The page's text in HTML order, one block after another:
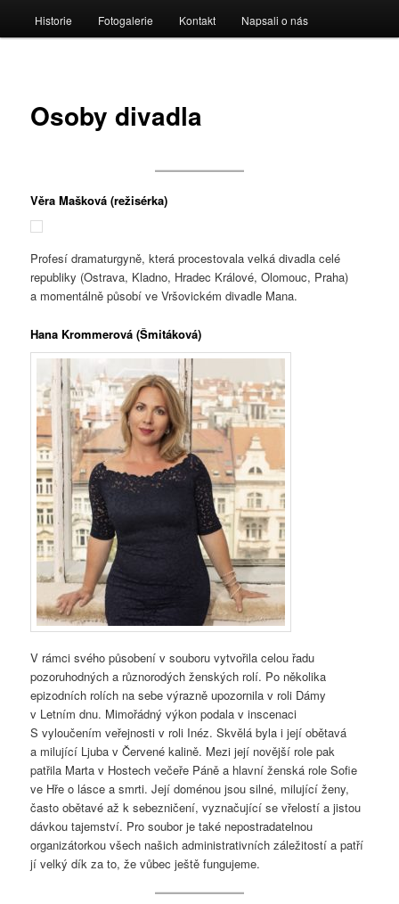
Historie Fotogalerie Kontakt Napsali o nás
Osoby divadla
Věra Mašková (režisérka)
Profesí dramaturgyně, která procestovala velká divadla celé
republiky (Ostrava, Kladno, Hradec Králové, Olomouc, Praha)
a momentálně působí ve Vršovickém divadle Mana.
Hana Krommerová (Šmitáková)
V rámci svého působení v souboru vytvořila celou řadu
pozoruhodných a různorodých ženských rolí. Po několika
epizodních rolích na sebe výrazně upozornila v roli Dámy
v Letním dnu. Mimořádný výkon podala v inscenaci
S vyloučením veřejnosti v roli Inéz. Skvělá byla i její obětavá
a milující Ljuba v Červené kalině. Mezi její novější role pak
patřila Marta v Hostech večeře Páně a hlavní ženská role Sofie
ve Hře o lásce a smrti. Její doménou jsou silné, milující ženy,
často obětavé až k sebezničení, vyznačující se vřelostí a jistou
dávkou tajemství. Pro soubor je také nepostradatelnou
organizátorkou všech našich administrativních záležitostí a patří
jí velký dík za to, že vůbec ještě fungujeme.